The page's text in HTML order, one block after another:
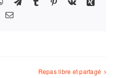
Email
Repas libre et partagé